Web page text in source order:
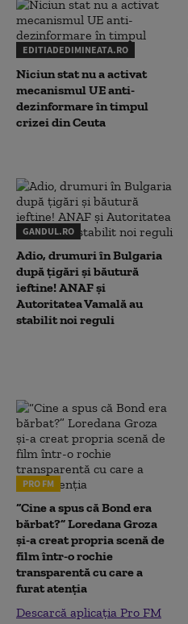
EDITIADEDIMINEATA.RO
Niciun stat nu a activat
mecanismul UE anti-
dezinformare în timpul
crizei din Ceuta
GANDUL.RO
Adio, drumuri în Bulgaria
după țigări și băutură
ieftine! ANAF și
Autoritatea Vamală au
stabilit noi reguli
PRO FM
“Cine a spus că Bond era
bărbat?” Loredana Groza
și-a creat propria scenă de
film într-o rochie
transparentă cu care a
furat atenția
Descarcă aplicația Pro FM